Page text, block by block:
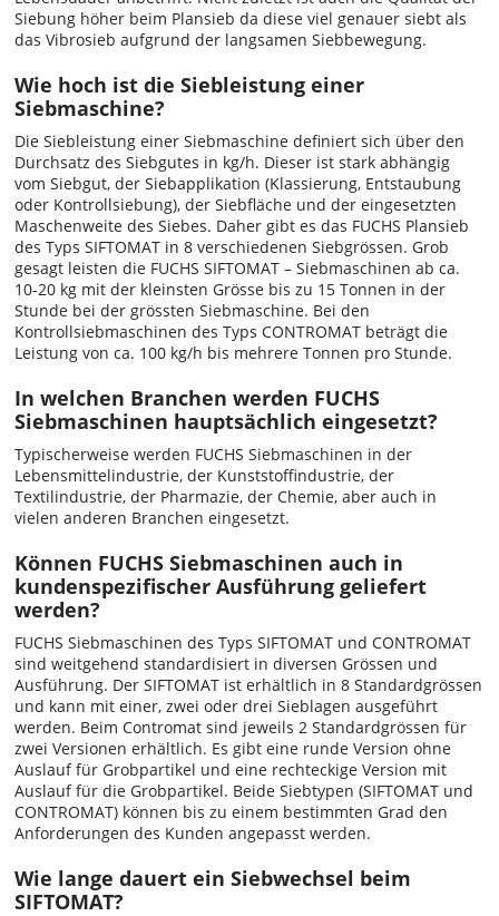
Siebung höher beim Plansieb da diese viel genauer siebt als
das Vibrosieb aufgrund der langsamen Siebbewegung.
Wie hoch ist die Siebleistung einer
Siebmaschine?
Die Siebleistung einer Siebmaschine definiert sich über den
Durchsatz des Siebgutes in kg/h. Dieser ist stark abhängig
vom Siebgut, der Siebapplikation (Klassierung, Entstaubung
oder Kontrollsiebung), der Siebfläche und der eingesetzten
Maschenweite des Siebes. Daher gibt es das FUCHS Plansieb
des Typs SIFTOMAT in 8 verschiedenen Siebgrössen. Grob
gesagt leisten die FUCHS SIFTOMAT – Siebmaschinen ab ca.
10-20 kg mit der kleinsten Grösse bis zu 15 Tonnen in der
Stunde bei der grössten Siebmaschine. Bei den
Kontrollsiebmaschinen des Typs CONTROMAT beträgt die
Leistung von ca. 100 kg/h bis mehrere Tonnen pro Stunde.
In welchen Branchen werden FUCHS
Siebmaschinen hauptsächlich eingesetzt?
Typischerweise werden FUCHS Siebmaschinen in der
Lebensmittelindustrie, der Kunststoffindustrie, der
Textilindustrie, der Pharmazie, der Chemie, aber auch in
vielen anderen Branchen eingesetzt.
Können FUCHS Siebmaschinen auch in
kundenspezifischer Ausführung geliefert
werden?
FUCHS Siebmaschinen des Typs SIFTOMAT und CONTROMAT
sind weitgehend standardisiert in diversen Grössen und
Ausführung. Der SIFTOMAT ist erhältlich in 8 Standardgrössen
und kann mit einer, zwei oder drei Sieblagen ausgeführt
werden. Beim Contromat sind jeweils 2 Standardgrössen für
zwei Versionen erhältlich. Es gibt eine runde Version ohne
Auslauf für Grobpartikel und eine rechteckige Version mit
Auslauf für die Grobpartikel. Beide Siebtypen (SIFTOMAT und
CONTROMAT) können bis zu einem bestimmten Grad den
Anforderungen des Kunden angepasst werden.
Wie lange dauert ein Siebwechsel beim
SIFTOMAT?